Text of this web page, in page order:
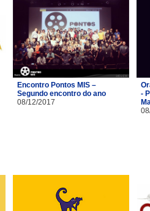
Encontro Pontos MIS –
Segundo encontro do ano
08/12/2017
-